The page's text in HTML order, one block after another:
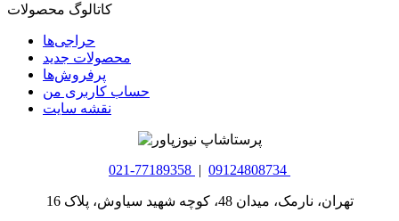
کاتالوگ محصولات
حراجی‌ها
محصولات جدید
پرفروش‌ها
حساب کاربری من
نقشه سایت
021-77189358 | 09124808734
تهران، نارمک، میدان 48، کوچه شهید سیاوش، پلاک 16